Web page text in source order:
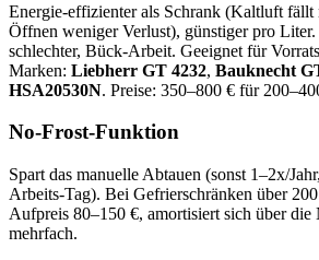
Energie-effizienter als Schrank (Kaltluft fällt
Öffnen weniger Verlust), günstiger pro
schlechter, Bück-Arbeit. Geeignet für
Marken: Liebherr GT 4232, Bauknecht
HSA20530N. Preise: 350–800 € für
No-Frost-Funktion
Spart das manuelle Abtauen (sonst 1–2x/
Arbeits-Tag). Bei Gefrierschränken über
Aufpreis 80–150 €, amortisiert sich über die
mehrfach.